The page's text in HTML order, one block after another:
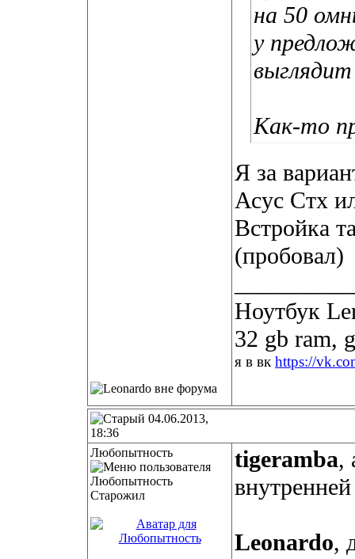
на 50
у
Как-то
Я за
Асус Стх
Встройка
(пробовал)
Ноутбук
32 gb ram,
я в вк https://
04.06.2013,
18:36
Любопытность
Старожил
tigeramba,
Leonardo,